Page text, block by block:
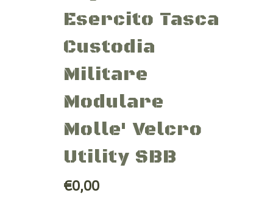
Esercito Tasca
Custodia
Militare
Modulare
Molle' Velcro
Utility SBB
€0,00